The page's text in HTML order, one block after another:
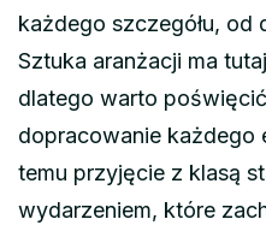
każdego szczegółu, od
Sztuka aranżacji ma
dlatego warto
dopracowanie każdego
temu przyjęcie z klasą
wydarzeniem, które